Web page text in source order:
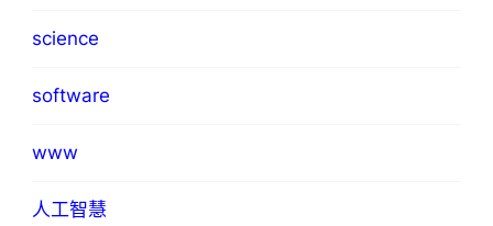
science
software
www
人工智慧